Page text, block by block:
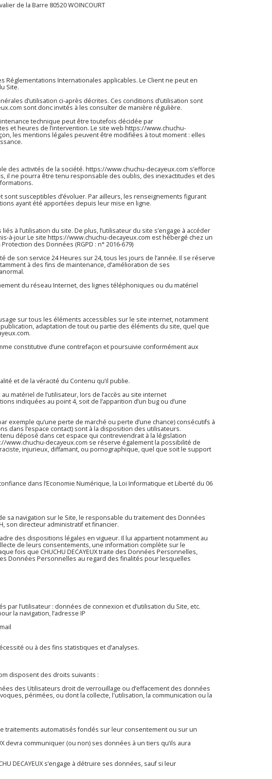
de la Barre 80520 WOINCOURT
Internationales applicables. Le Client ne peut en
Site.
d’utilisation ci-après décrites. Ces conditions d’utilisation sont
sont donc invités à les consulter de manière régulière.
technique peut être toutefois décidée par
et heures de l’intervention. Le site web https://www.chuchu-
les mentions légales peuvent être modifiées à tout moment : elles
des activités de la société. https://www.chuchu-decayeux.com s’efforce
il ne pourra être tenu responsable des oublis, des inexactitudes et des
sont susceptibles d’évoluer. Par ailleurs, les renseignements figurant
ayant été apportées depuis leur mise en ligne.
à l’utilisation du site. De plus, l’utilisateur du site s’engage à accéder
à-jour Le site https://www.chuchu-decayeux.com est hébergé chez un
des Données (RGPD : n° 2016-679)
de son service 24 Heures sur 24, tous les jours de l’année. Il se réserve
à des fins de maintenance, d’amélioration de ses
du réseau Internet, des lignes téléphoniques ou du matériel
sur tous les éléments accessibles sur le site internet, notamment
adaptation de tout ou partie des éléments du site, quel que
.
constitutive d’une contrefaçon et poursuivie conformément aux
et de la véracité du Contenu qu’il publie.
matériel de l’utilisateur, lors de l’accès au site internet
indiquées au point 4, soit de l’apparition d’un bug ou d’une
qu’une perte de marché ou perte d’une chance) consécutifs à
dans l’espace contact) sont à la disposition des utilisateurs.
déposé dans cet espace qui contreviendrait à la législation
www.chuchu-decayeux.com se réserve également la possibilité de
injurieux, diffamant, ou pornographique, quel que soit le support
dans l’Economie Numérique, la Loi Informatique et Liberté du 06
sa navigation sur le Site, le responsable du traitement des Données
son directeur administratif et financier.
des dispositions légales en vigueur. Il lui appartient notamment au
de leurs consentements, une information complète sur le
fois que CHUCHU DECAYEUX traite des Données Personnelles,
Données Personnelles au regard des finalités pour lesquelles
l’utilisateur : données de connexion et d’utilisation du Site, etc.
la navigation, l’adresse IP
ou à des fins statistiques et d’analyses.
disposent des droits suivants :
des Utilisateurs droit de verrouillage ou d’effacement des données
périmées, ou dont la collecte, l'utilisation, la communication ou la
traitements automatisés fondés sur leur consentement ou sur un
devra communiquer (ou non) ses données à un tiers qu’ils aura
DECAYEUX s’engage à détruire ses données, sauf si leur